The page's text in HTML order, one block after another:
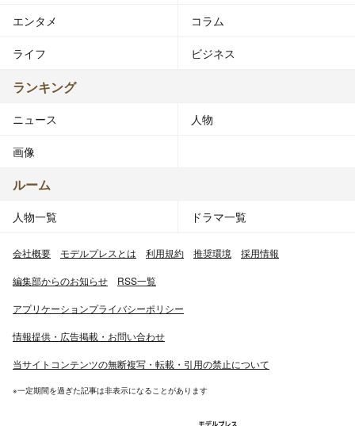
エンタメ コラム
ライフ ビジネス
ランキング
ニュース 人物
画像
ルーム
人物一覧 ドラマ一覧
会社概要 モデルプレスとは 利用規約 推奨環境 採用情報
編集部からのお知らせ RSS一覧
アプリケーションプライバシーポリシー
情報提供・広告掲載・お問い合わせ
当サイトコンテンツの無断複写・転載・引用の禁止について
※一定期間を過ぎた記事は非表示になることがあります